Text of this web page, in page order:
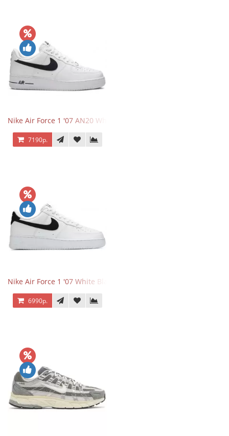
Nike Air Force 1 '07 AN20 White Black
7190р.
Nike Air Force 1 '07 White Black
6990р.